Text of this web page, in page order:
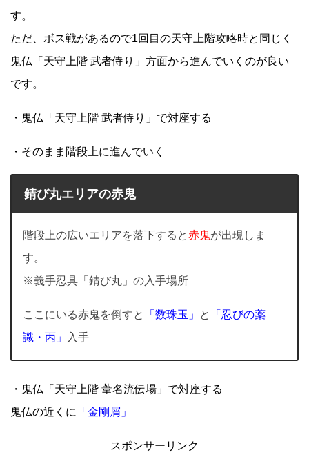
す。
ただ、ボス戦があるので1回目の天守上階攻略時と同じく
鬼仏「天守上階 武者侍り」方面から進んでいくのが良い
です。
・鬼仏「天守上階 武者侍り」で対座する
・そのまま階段上に進んでいく
錆び丸エリアの赤鬼
階段上の広いエリアを落下すると赤鬼が出現しま
す。
※義手忍具「錆び丸」の入手場所
ここにいる赤鬼を倒すと 「数珠玉」 と
「忍びの薬
識・丙」
入手
・鬼仏「天守上階 葦名流伝場」で対座する
鬼仏の近くに
「金剛屑」
スポンサーリンク